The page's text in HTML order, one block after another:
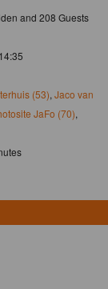
and 208 Guests
(53), Jaco van
JaFo (70),